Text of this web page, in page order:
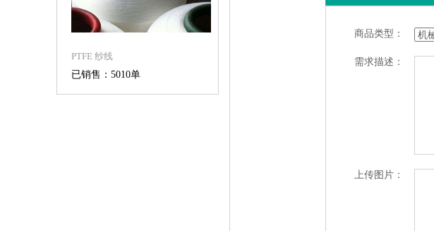
PTFE 纱线
已销售：5010单
商品类型：
需求描述：
上传图片：